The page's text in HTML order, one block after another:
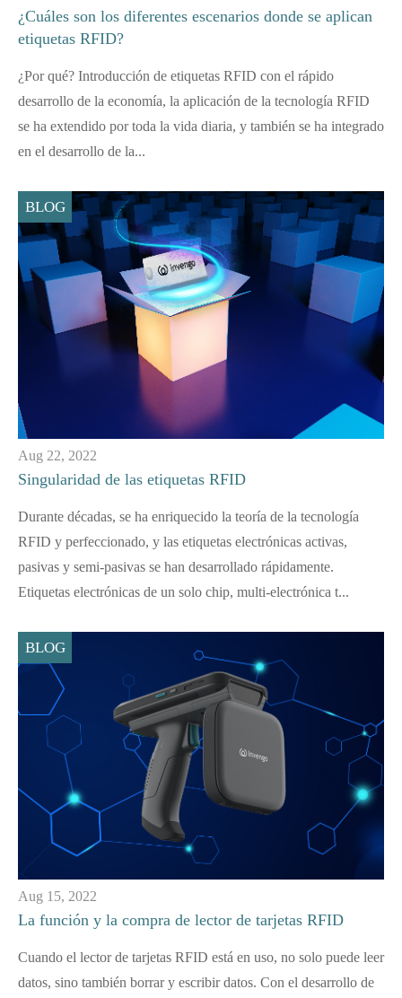
¿Cuáles son los diferentes escenarios donde se aplican
etiquetas RFID?
¿Por qué? Introducción de etiquetas RFID con el rápido
desarrollo de la economía, la aplicación de la tecnología RFID
se ha extendido por toda la vida diaria, y también se ha integrado
en el desarrollo de la...
BLOG
Aug 22, 2022
Singularidad de las etiquetas RFID
Durante décadas, se ha enriquecido la teoría de la tecnología
RFID y perfeccionado, y las etiquetas electrónicas activas,
pasivas y semi-pasivas se han desarrollado rápidamente.
Etiquetas electrónicas de un solo chip, multi-electrónica t...
BLOG
Aug 15, 2022
La función y la compra de lector de tarjetas RFID
Cuando el lector de tarjetas RFID está en uso, no solo puede leer
datos, sino también borrar y escribir datos. Con el desarrollo de